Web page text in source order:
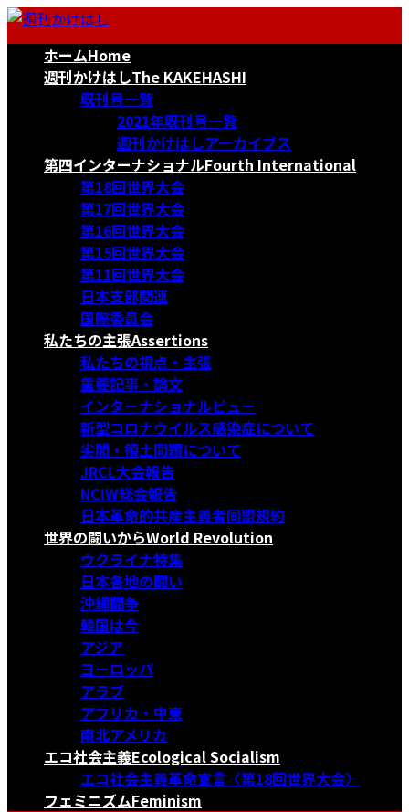
コ
ナ
ホームHome
週刊かけはしThe KAKEHASHI
既刊号一覧
2021年既刊号一覧
週刊かけはしアーカイブス
第四インターナショナルFourth International
第18回世界大会
第17回世界大会
第16回世界大会
第15回世界大会
第11回世界大会
日本支部関連
国際委員会
私たちの主張Assertions
私たちの視点・主張
重要記事・論文
インターナショナルビュー
新型コロナウイルス感染症について
尖閣・領土問題について
JRCL大会報告
NCIW総会報告
日本革命的共産主義者同盟規約
世界の闘いからWorld Revolution
ウクライナ特集
日本各地の闘い
沖縄闘争
韓国は今
アジア
ヨーロッパ
アラブ
アフリカ・中東
南北アメリカ
エコ社会主義Ecological Socialism
エコ社会主義革命宣言〈第18回世界大会〉
フェミニズムFeminism